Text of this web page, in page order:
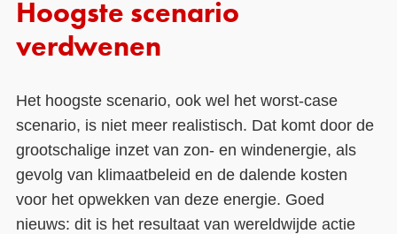
Hoogste scenario
verdwenen
Het hoogste scenario, ook wel het worst-case
scenario, is niet meer realistisch. Dat komt door de
grootschalige inzet van zon- en windenergie, als
gevolg van klimaatbeleid en de dalende kosten
voor het opwekken van deze energie. Goed
nieuws: dit is het resultaat van wereldwijde actie